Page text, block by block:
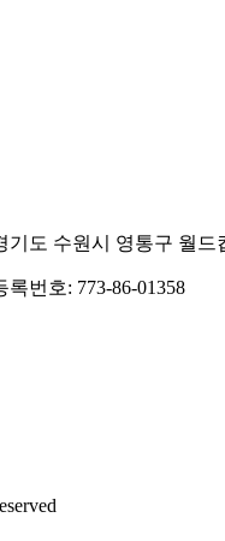
기도 수원시 영통구 월드
록번호: 773-86-01358